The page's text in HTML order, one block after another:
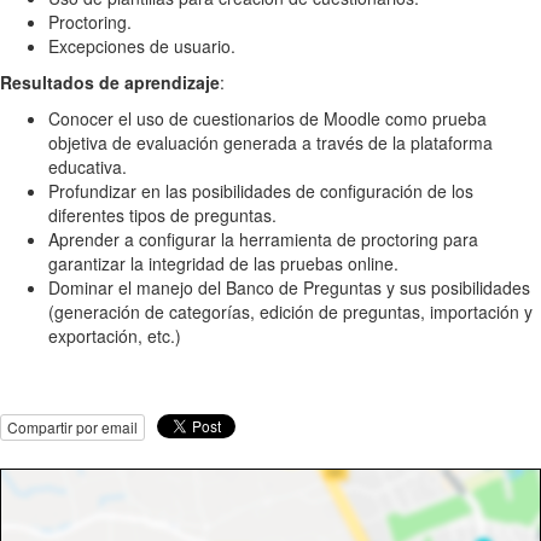
Proctoring.
Excepciones de usuario.
Resultados de aprendizaje:
Conocer el uso de cuestionarios de Moodle como prueba
objetiva de evaluación generada a través de la plataforma
educativa.
Profundizar en las posibilidades de configuración de los
diferentes tipos de preguntas.
Aprender a configurar la herramienta de proctoring para
garantizar la integridad de las pruebas online.
Dominar el manejo del Banco de Preguntas y sus posibilidades
(generación de categorías, edición de preguntas, importación y
exportación, etc.)
Compartir por email